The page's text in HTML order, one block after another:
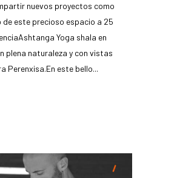
nuevos proyectos como
de este precioso espacio a 25
Yoga shala en
plena naturaleza y con vistas
Perenxisa.En este bello...